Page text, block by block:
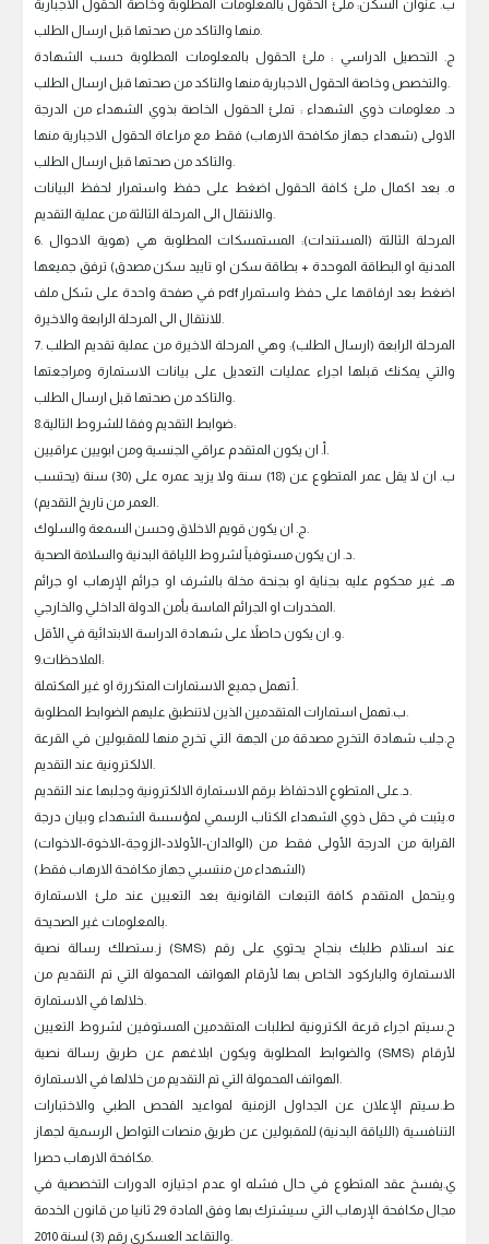
‌ب. عنوان السكن: ملئ الحقول بالمعلومات المطلوبة وخاصة الحقول الاجبارية
منها والتاكد من صحتها قبل ارسال الطلب.
‌ج. التحصيل الدراسي : ملئ الحقول بالمعلومات المطلوبة حسب الشهادة
والتخصص وخاصة الحقول الاجبارية منها والتاكد من صحتها قبل ارسال الطلب.
‌د. معلومات ذوي الشهداء : تملئ الحقول الخاصة بذوي الشهداء من الدرجة
الاولى (شهداء جهاز مكافحة الارهاب) فقط مع مراعاة الحقول الاجبارية منها
والتاكد من صحتها قبل ارسال الطلب.
‌ه. بعد اكمال ملئ كافة الحقول اضغط على حفظ واستمرار لحفظ البيانات
والانتقال الى المرحلة الثالثة من عملية التقديم.
6. المرحلة الثالثة (المستندات): المستمسكات المطلوبة هي (هوية الاحوال
المدنية او البطاقة الموحدة + بطاقة سكن او تاييد سكن مصدق) ترفق جميعها
في صفحة واحدة على شكل ملف pdf اضغط بعد ارفاقها على حفظ واستمرار
للانتقال الى المرحلة الرابعة والاخيرة.
7. المرحلة الرابعة (ارسال الطلب): وهي المرحلة الاخيرة من عملية تقديم الطلب
والتي يمكنك قبلها اجراء عمليات التعديل على بيانات الاستمارة ومراجعتها
والتاكد من صحتها قبل ارسال الطلب.
8.ضوابط التقديم وفقا للشروط التالية:
أ. ان يكون المتقدم عراقي الجنسية ومن ابويين عراقيين.
ب. ان لا يقل عمر المتطوع عن (18) سنة ولا يزيد عمره على (30) سنة (يحتسب
العمر من تاريخ التقديم).
ج. ان يكون قويم الاخلاق وحسن السمعة والسلوك.
د. ان يكون مستوفياً لشروط اللياقة البدنية والسلامة الصحية.
هـ. غير محكوم عليه بجناية او بجنحة مخلة بالشرف او جرائم الإرهاب او جرائم
المخدرات او الجرائم الماسة بأمن الدولة الداخلي والخارجي.
و. ان يكون حاصلاً على شهادة الدراسة الابتدائية في الأقل.
9.الملاحظات:
‌أ.تهمل جميع الاستمارات المتكررة او غير المكتملة.
‌ب.تهمل استمارات المتقدمين الذين لاتنطبق عليهم الضوابط المطلوبة.
‌ج.جلب شهادة التخرج مصدقة من الجهة التي تخرج منها للمقبولين في القرعة
الالكترونية عند التقديم.
‌د.على المتطوع الاحتفاظ برقم الاستمارة الالكترونية وجلبها عند التقديم.
‌ه.يثبت في حقل ذوي الشهداء الكتاب الرسمي لمؤسسة الشهداء وبيان درجة
القرابة من الدرجة الأولى فقط من (الوالدان-الأولاد-الزوجة-الاخوة-الاخوات)
(الشهداء من منتسبي جهاز مكافحة الارهاب فقط)
‌و.يتحمل المتقدم كافة التبعات القانونية بعد التعيين عند ملئ الاستمارة
بالمعلومات غير الصحيحة.
‌ز.ستصلك رسالة نصية (SMS) عند استلام طلبك بنجاح يحتوي على رقم
الاستمارة والباركود الخاص بها لأرقام الهواتف المحمولة التي تم التقديم من
خلالها في الاستمارة.
‌ح.سيتم اجراء قرعة الكترونية لطلبات المتقدمين المستوفين لشروط التعيين
والضوابط المطلوبة ويكون ابلاغهم عن طريق رسالة نصية (SMS) لأرقام
الهواتف المحمولة التي تم التقديم من خلالها في الاستمارة.
‌ط.سيتم الإعلان عن الجداول الزمنية لمواعيد الفحص الطبي والاختبارات
التنافسية (اللياقة البدنية) للمقبولين عن طريق منصات التواصل الرسمية لجهاز
مكافحة الارهاب حصرا.
‌ي.يفسخ عقد المتطوع في حال فشله او عدم اجتيازه الدورات التخصصية في
مجال مكافحة الإرهاب التي سيشترك بها وفق المادة 29 ثانيا من قانون الخدمة
والتقاعد العسكري رقم (3) لسنة 2010.